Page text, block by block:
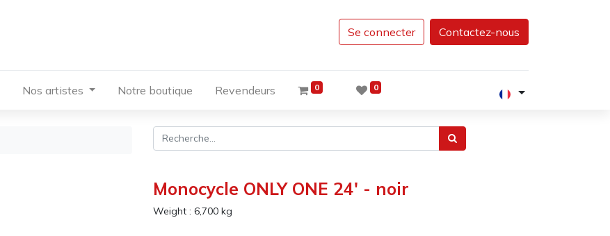
Se connecter Contactez-nous
Nos artistes Notre boutique Revendeurs 0 0
Monocycle ONLY ONE 24' - noir
Weight : 6,700kg